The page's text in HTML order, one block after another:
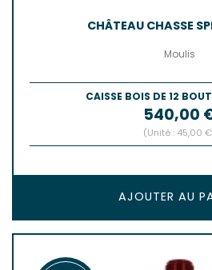
CHÂTEAU CHASSE
Moulis
CAISSE BOIS DE 12
Prix
540,00
(Unité : 45,00
AJOUTER AU